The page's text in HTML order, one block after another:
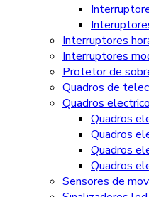
Interruptores
Interruptores
Protetor de
Quadros de
Quadros
Quadros
Quadros
Quadros
Quadros
Sensores de